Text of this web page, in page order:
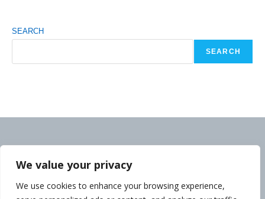
We value your privacy
We use cookies to enhance your browsing experience,
SEARCH
SEARCH